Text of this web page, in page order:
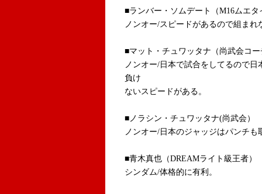
■ランバー・ソムデート（M16ムエ
ノンオー/スピードがあるので組ま
■マット・チュワッタナ（尚武会コ
ノンオー/日本で試合をしてるので
負け
ないスピードがある。
■ノラシン・チュワッタナ(尚武会）
ノンオー/日本のジャッジはパンチ
■青木真也（DREAMライト級王者）
シンダム/体格的に有利。